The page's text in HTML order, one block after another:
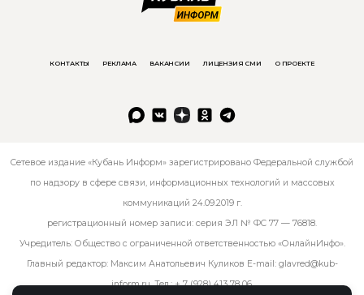
КОНТАКТЫ РЕКЛАМА ВАКАНСИИ ЛИЦЕНЗИЯ СМИ О ПРОЕКТЕ
Сетевое издание «Кубань Информ» зарегистрировано Федеральной службой
по надзору в сфере связи, информационных технологий и массовых
коммуникаций 24.09.2019 г.
регистрационный номер записи: серия ЭЛ № ФС 77 — 76818.
Учредитель: Общество с ограниченной ответственностью «ОнлайнИнфо».
Главный редактор: Максим Анатольевич Куликов E-mail: glavred@kub-
inform.ru. Тел.:+ 7 (928) 413 78 06.